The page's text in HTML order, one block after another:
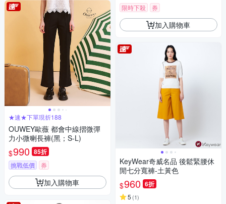
★速★下單現折188
OUWEY歐薇 都會中線摺微彈
力小微喇長褲(黑；S-L)
$990 85折
挑戰低價 券
加入購物車
限時下殺 券
加入購物車
KeyWear奇威名品 後鬆緊腰休
閒七分寬褲-土黃色
$960 6折
5 (1)